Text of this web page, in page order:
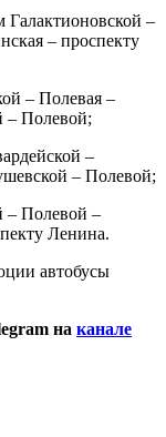
–
– проспекту
– Полевая –
Полевой;
–
– Полевой;
Полевой –
Ленина.
автобусы
на канале